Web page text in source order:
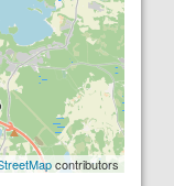
contributors